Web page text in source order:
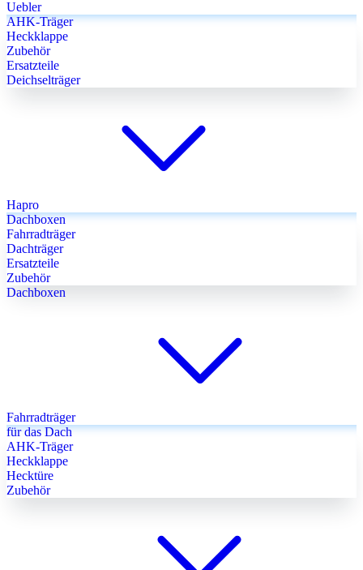
Uebler
AHK-Träger
Heckklappe
Zubehör
Ersatzteile
Deichselträger
Hapro
Dachboxen
Fahrradträger
Dachträger
Ersatzteile
Zubehör
Dachboxen
Fahrradträger
für das Dach
AHK-Träger
Heckklappe
Hecktüre
Zubehör